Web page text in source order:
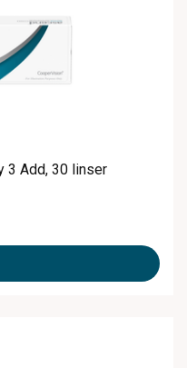
3 Add, 30 linser